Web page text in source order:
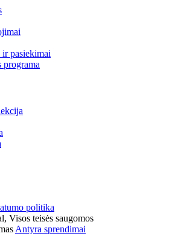
ir pasiekimai
programa
politika
Visos teisės saugomos
Antyra sprendimai